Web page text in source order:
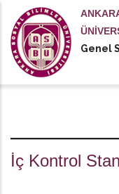
içeriğe
atla
Genel
İç Kontrol